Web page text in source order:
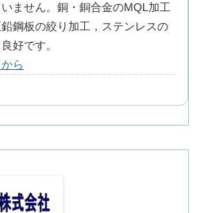
ません。銅・銅合金のMQL加工
鋼板の絞り加工，ステンレスの
好です。
ら